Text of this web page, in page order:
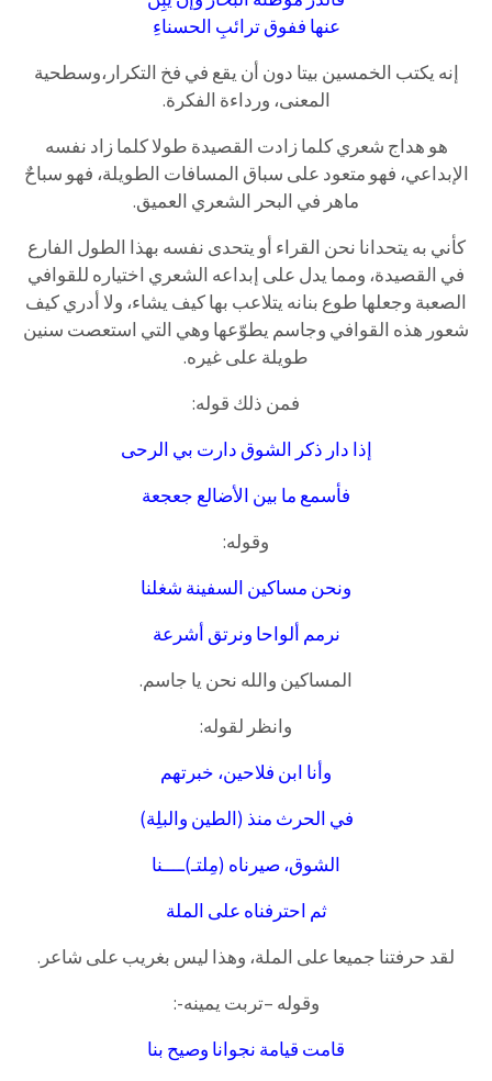
عنها ففوق ترائبِ الحسناءِ
إنه يكتب الخمسين بيتا دون أن يقع في فخ التكرار،وسطحية
المعنى، ورداءة الفكرة.
هو هداج شعري كلما زادت القصيدة طولا كلما زاد نفسه
الإبداعي، فهو متعود على سباق المسافات الطويلة، فهو سباحٌ
ماهر في البحر الشعري العميق.
كأني به يتحدانا نحن القراء أو يتحدى نفسه بهذا الطول الفارع
في القصيدة، ومما يدل على إبداعه الشعري اختياره للقوافي
الصعبة وجعلها طوع بنانه يتلاعب بها كيف يشاء، ولا أدري كيف
شعور هذه القوافي وجاسم يطوّعها وهي التي استعصت سنين
طويلة على غيره.
فمن ذلك قوله:
إذا دار ذكر الشوق دارت بي الرحى
فأسمع ما بين الأضالع جعجعة
وقوله:
ونحن مساكين السفينة شغلنا
نرمم ألواحا ونرتق أشرعة
المساكين والله نحن يا جاسم.
وانظر لقوله:
وأنا ابن فلاحين، خبرتهم
في الحرث منذ (الطين والبلِة)
الشوق، صيرناه (مِلتـ)ــــنا
ثم احترفناه على الملة
لقد حرفتنا جميعا على الملة، وهذا ليس بغريب على شاعر.
وقوله –تربت يمينه-:
قامت قيامة نجوانا وصيح بنا